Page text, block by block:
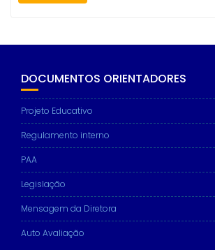
DOCUMENTOS ORIENTADORES
Projeto Educativo
Regulamento interno
PAA
Legislação
Mensagem da Diretora
Auto Avaliação